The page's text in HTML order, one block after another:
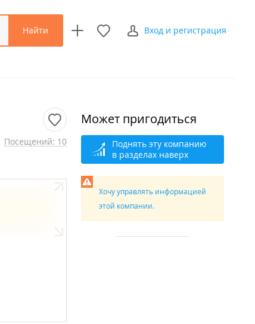
Найти Вход и регистрация
Посещений: 10
Может пригодиться
Поднять эту компанию
в разделах наверх
Хочу управлять информацией
этой компании.